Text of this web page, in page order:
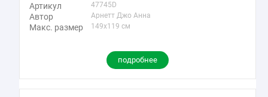
Артикул 47745D
Автор Арнетт Джо Анна
Макс. размер 149x119 см
подробнее